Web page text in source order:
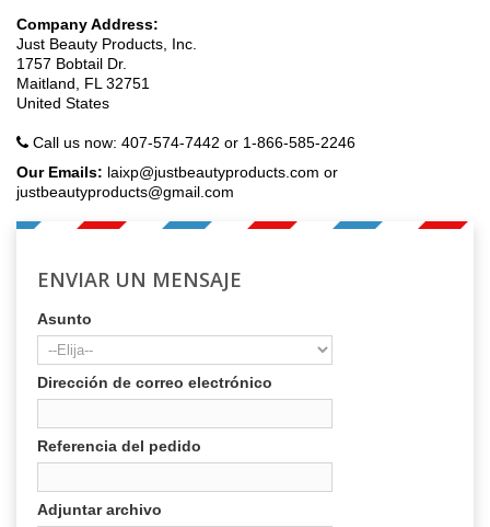
Company Address:
Just Beauty Products, Inc.
1757 Bobtail Dr.
Maitland, FL 32751
United States
Call us now: 407-574-7442 or 1-866-585-2246
Our Emails: laixp@justbeautyproducts.com or
justbeautyproducts@gmail.com
ENVIAR UN MENSAJE
Asunto
Dirección de correo electrónico
Referencia del pedido
Adjuntar archivo